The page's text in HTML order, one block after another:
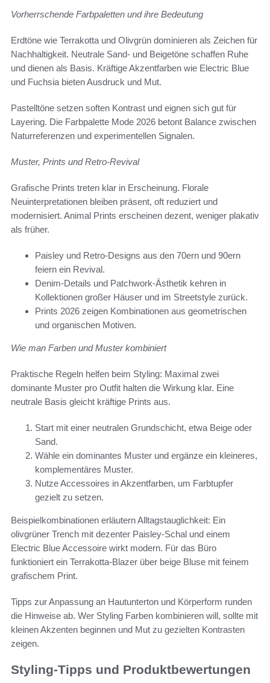
Vorherrschende Farbpaletten und ihre Bedeutung
Erdtöne wie Terrakotta und Olivgrün dominieren als Zeichen für
Nachhaltigkeit. Neutrale Sand- und Beigetöne schaffen Ruhe
und dienen als Basis. Kräftige Akzentfarben wie Electric Blue
und Fuchsia bieten Ausdruck und Mut.
Pastelltöne setzen soften Kontrast und eignen sich gut für
Layering. Die Farbpalette Mode 2026 betont Balance zwischen
Naturreferenzen und experimentellen Signalen.
Muster, Prints und Retro-Revival
Grafische Prints treten klar in Erscheinung. Florale
Neuinterpretationen bleiben präsent, oft reduziert und
modernisiert. Animal Prints erscheinen dezent, weniger plakativ
als früher.
Paisley und Retro-Designs aus den 70ern und 90ern
feiern ein Revival.
Denim-Details und Patchwork-Ästhetik kehren in
Kollektionen großer Häuser und im Streetstyle zurück.
Prints 2026 zeigen Kombinationen aus geometrischen
und organischen Motiven.
Wie man Farben und Muster kombiniert
Praktische Regeln helfen beim Styling: Maximal zwei
dominante Muster pro Outfit halten die Wirkung klar. Eine
neutrale Basis gleicht kräftige Prints aus.
Start mit einer neutralen Grundschicht, etwa Beige oder
Sand.
Wähle ein dominantes Muster und ergänze ein kleineres,
komplementäres Muster.
Nutze Accessoires in Akzentfarben, um Farbtupfer
gezielt zu setzen.
Beispielkombinationen erläutern Alltagstauglichkeit: Ein
olivgrüner Trench mit dezenter Paisley-Schal und einem
Electric Blue Accessoire wirkt modern. Für das Büro
funktioniert ein Terrakotta-Blazer über beige Bluse mit feinem
grafischem Print.
Tipps zur Anpassung an Hautunterton und Körperform runden
die Hinweise ab. Wer Styling Farben kombinieren will, sollte mit
kleinen Akzenten beginnen und Mut zu gezielten Kontrasten
zeigen.
Styling-Tipps und Produktbewertungen